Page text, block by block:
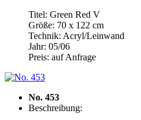
Titel: Green Red V
Größe: 70 x 122 cm
Technik: Acryl/Leinwand
Jahr: 05/06
Preis: auf Anfrage
No. 453
Beschreibung: